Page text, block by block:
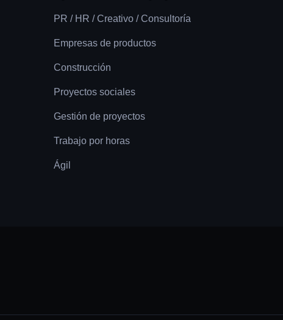
PR / HR / Creativo / Consultoría
Empresas de productos
Construcción
Proyectos sociales
Gestión de proyectos
Trabajo por horas
Ágil